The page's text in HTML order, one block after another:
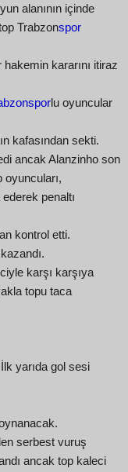
alanının içinde
Trabzonspor
kararını itiraz
lu oyuncular
kafasından sekti.
ancak Alanzinho son
penaltı
kontrol etti.
karşı karşıya
topu taca
yarıda gol sesi
serbest vuruş
ancak top kaleci